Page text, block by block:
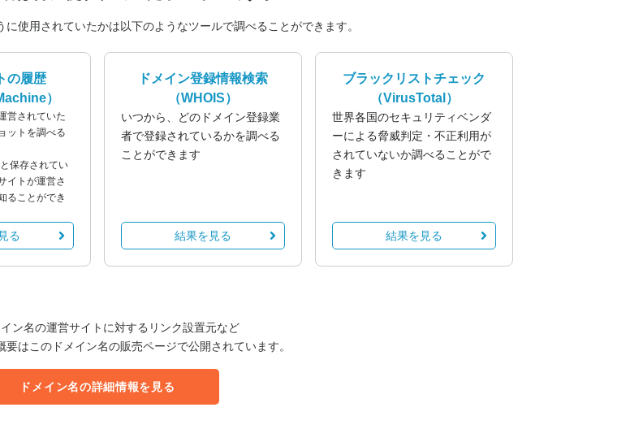
使用されていたかは以下のようなツールで調べることができます。
の履歴
）
営されていた
ットを調べる
保存されてい
イトが運営さ
ることができ
る
ドメイン登録情報検索
（WHOIS）
いつから、どのドメイン登録業
者で登録されているかを調べる
ことができます
結果を見る
ブラックリストチェック
（VirusTotal）
世界各国のセキュリティベンダ
ーによる脅威判定・不正利用が
されていないか調べることがで
きます
結果を見る
ン名の運営サイトに対するリンク設置元など
要はこのドメイン名の販売ページで公開されています。
ドメイン名の詳細情報を見る